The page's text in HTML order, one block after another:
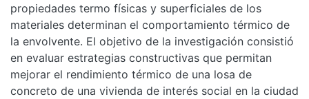
propiedades termo físicas y superficiales de los
materiales determinan el comportamiento térmico de
la envolvente. El objetivo de la investigación consistió
en evaluar estrategias constructivas que permitan
mejorar el rendimiento térmico de una losa de
concreto de una vivienda de interés social en la ciudad